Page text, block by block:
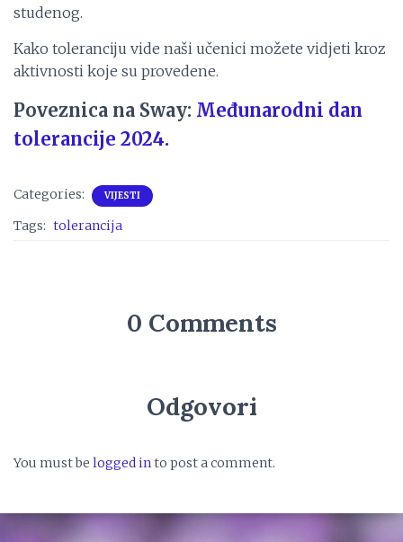
studenog.
Kako toleranciju vide naši učenici možete vidjeti kroz
aktivnosti koje su provedene.
Poveznica na Sway: Međunarodni dan
tolerancije 2024.
Categories: VIJESTI
Tags: tolerancija
0 Comments
Odgovori
You must be logged into post a comment.